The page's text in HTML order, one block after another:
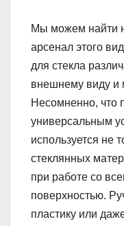
Мы можем найти
арсенал этого
для стекла
внешнему виду и
Несомненно, что
универсальным
используется не
стеклянных
при работе со
поверхностью.
пластику или